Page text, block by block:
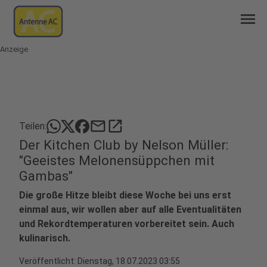
menu
Anzeige
Teilen: mailopen_in_new
Der Kitchen Club by Nelson Müller:
"Geeistes Melonensüppchen mit
Gambas"
Die große Hitze bleibt diese Woche bei uns erst
einmal aus, wir wollen aber auf alle Eventualitäten
und Rekordtemperaturen vorbereitet sein. Auch
kulinarisch.
Veröffentlicht: Dienstag, 18.07.2023 03:55